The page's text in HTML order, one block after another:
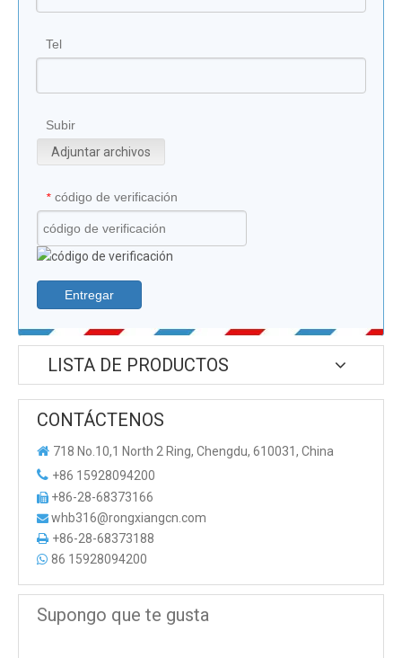
Tel
Subir
Adjuntar archivos
* código de verificación
Entregar
LISTA DE PRODUCTOS
CONTÁCTENOS
 718 No.10,1 North 2 Ring, Chengdu, 610031, China
 +86 15928094200
 +86-28-68373166
 whb316@rongxiangcn.com
 +86-28-68373188
 86 15928094200
Supongo que te gusta